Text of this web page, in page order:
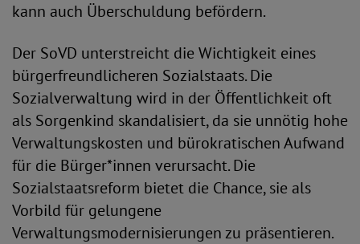
kann auch Überschuldung befördern.
Der SoVD unterstreicht die Wichtigkeit eines
bürgerfreundlicheren Sozialstaats. Die
Sozialverwaltung wird in der Öffentlichkeit oft
als Sorgenkind skandalisiert, da sie unnötig hohe
Verwaltungskosten und bürokratischen Aufwand
für die Bürger*innen verursacht. Die
Sozialstaatsreform bietet die Chance, sie als
Vorbild für gelungene
Verwaltungsmodernisierungen zu präsentieren.